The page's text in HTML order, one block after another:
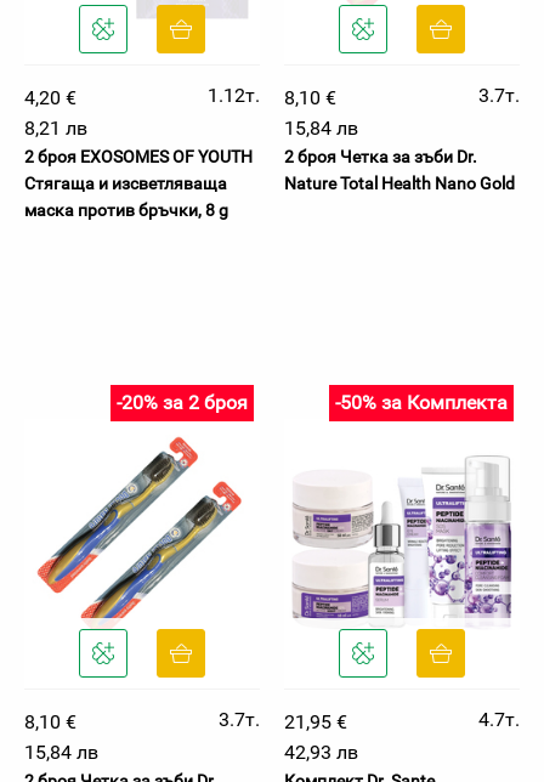
4,20 €
1.12т.
8,21 лв
2 броя EXOSOMES OF YOUTH
Стягаща и изсветляваща
маска против бръчки, 8 g
8,10 €
3.7т.
15,84 лв
2 броя Четка за зъби Dr.
Nature Total Health Nano Gold
-20% за 2 броя
8,10 €
3.7т.
15,84 лв
-50% за Комплекта
21,95 €
4.7т.
42,93 лв